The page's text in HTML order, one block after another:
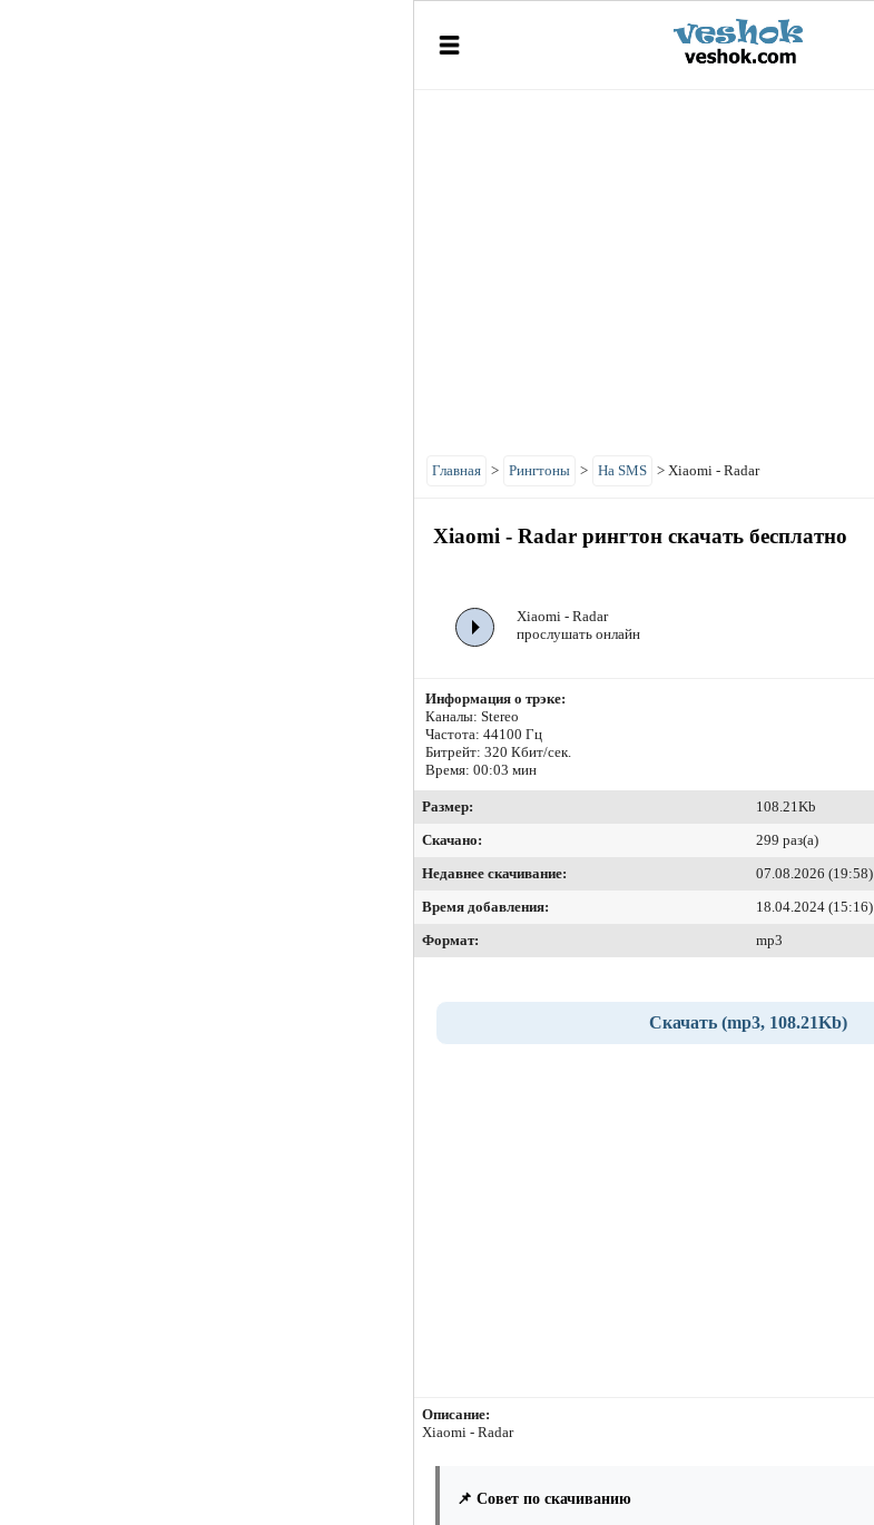
Главная > Рингтоны > На SMS > Xiaomi - Radar
Xiaomi - Radar рингтон скачать бесплатно
Xiaomi - Radar
прослушать онлайн
Информация о трэке:
Каналы: Stereo
Частота: 44100 Гц
Битрейт: 320 Кбит/сек.
Время: 00:03 мин
Размер:
108.21Kb
Скачано:
299 раз(а)
Недавнее скачивание:
07.08.2026 (19:58)
Время добавления:
18.04.2024 (15:16)
Формат:
mp3
Скачать (mp3, 108.21Kb)
Описание:
Xiaomi - Radar
📌 Совет по скачиванию